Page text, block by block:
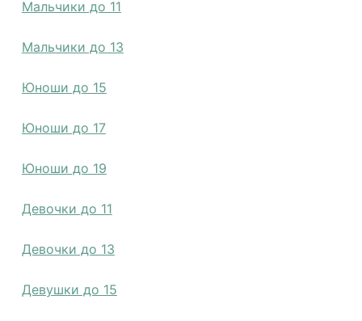
Мальчики до 11
Мальчики до 13
Юноши до 15
Юноши до 17
Юноши до 19
Девочки до 11
Девочки до 13
Девушки до 15